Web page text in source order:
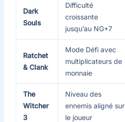
Dark
Souls
Difficulté
croissante
jusqu’au NG+7
Ratchet
& Clank
Mode Défi avec
multiplicateurs de
monnaie
The
Witcher
3
Niveau des
ennemis aligné sur
le joueur